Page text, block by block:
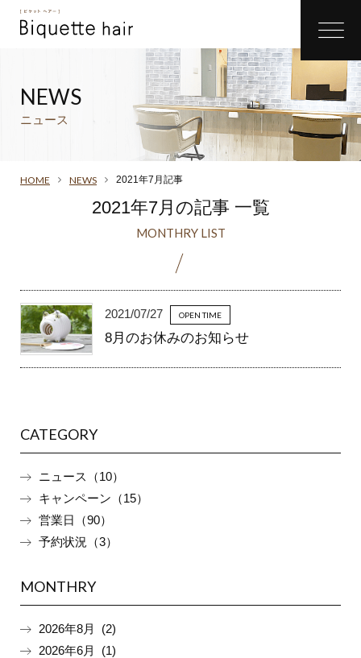
ニュース
HOME NEWS 2021年7月記事
2021年7月の記事 一覧
2021/07/27 OPEN TIME
8月のお休みのお知らせ
CATEGORY
ニュース（10）
キャンペーン（15）
営業日（90）
予約状況（3）
MONTHRY
2026年8月 (2)
2026年6月 (1)